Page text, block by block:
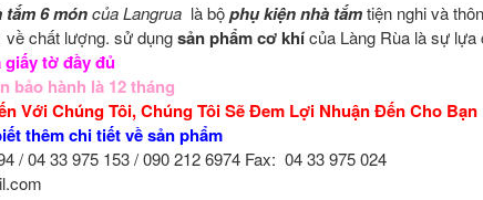
tắm 6 móncủa Langrua là bộphụ kiện nhà tắmtiện nghi và
về chất lượng. sử dụngsản phẩm cơ khícủa Làng Rùa là sự lựa
giấy tờ đầy đủ
bảo hành là 12 tháng
Với Chúng Tôi, Chúng Tôi Sẽ Đem Lợi Nhuận Đến Cho Bạn
thêm chi tiết về sản phẩm
/ 04 33 975 153 / 090 212 6974 Fax: 04 33 975 024